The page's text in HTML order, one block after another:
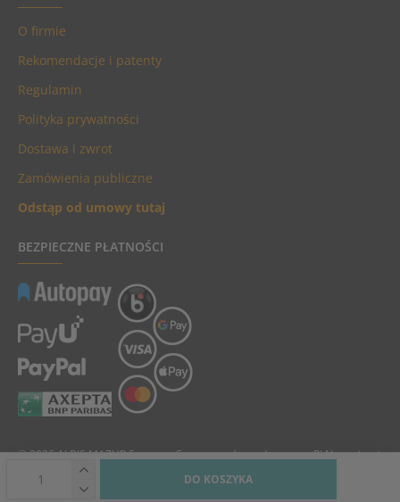
DO KOSZYKA
O firmie
Rekomendacje i patenty
Regulamin
Polityka prywatności
Dostawa i zwrot
Zamówienia publiczne
Odstąp od umowy tutaj
BEZPIECZNE PŁATNOŚCI
© 2026 ALBIS MAZUR Sp. z o.o. Ceny towarów podane są w PLN, zawierają
podatek VAT i nie zawierają kosztów dostawy.